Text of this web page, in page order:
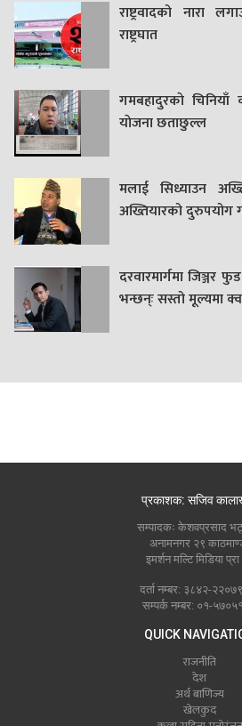
राष्ट्रवादको नारा
राष्ट्रघात
गमबहादुरकाे चिनियाँ
याेजना छताछुल्ल
मलाई सिध्याउन
अख्तियारको दुरुपयोग
दरवारमार्गमा जिञ्जर
भन्छन्ः सस्तो मूल्यमा
प्रकाशक: सजिव
सम्पादकः केशवप्रसाद
अनामनगर २९
इमर्शन मल्टि मिडिया
दर्ता नम्बर: ३८४२-
सम्पर्क नम्बर: ०१-
QUICK
राजनीति
देश
अर्थ बाणिज्य
खेलकुद